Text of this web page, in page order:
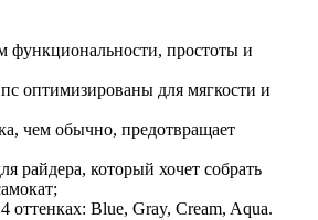
функциональности, простоты и
оптимизированы для мягкости и
чем обычно, предотвращает
райдера, который хочет собрать
оттенках: Blue, Gray, Cream, Aqua.